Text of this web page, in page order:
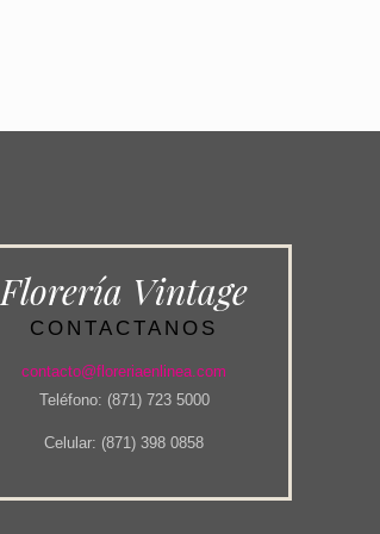
Florería Vintage
CONTACTANOS
contacto@floreriaenlinea.com
Teléfono: (871) 723 5000
Celular: (871) 398 0858